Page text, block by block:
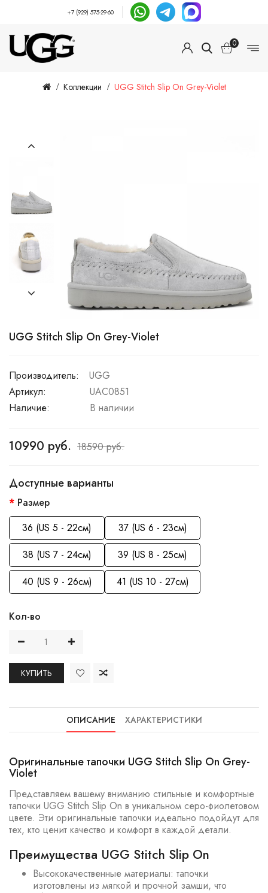
+7 (929) 575-29-60
0
Коллекции UGG Stitch Slip On Grey-Violet
UGG Stitch Slip On Grey-Violet
Производитель:
UGG
Артикул:
UAC0851
Наличие:
В наличии
10990 руб. 18590 руб.
Доступные варианты
Размер
36 (US 5 - 22см)
37 (US 6 - 23см)
38 (US 7 - 24см)
39 (US 8 - 25см)
40 (US 9 - 26см)
41 (US 10 - 27см)
Кол-во
КУПИТЬ
ОПИСАНИЕ ХАРАКТЕРИСТИКИ
Оригинальные тапочки UGG Stitch Slip On Grey-
Violet
Представляем вашему вниманию стильные и комфортные
тапочки UGG Stitch Slip On в уникальном серо-фиолетовом
цвете. Эти оригинальные тапочки идеально подойдут для
тех, кто ценит качество и комфорт в каждой детали.
Преимущества UGG Stitch Slip On
Высококачественные материалы: тапочки
изготовлены из мягкой и прочной замши, что